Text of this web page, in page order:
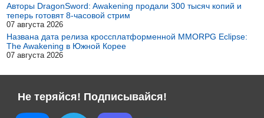
Авторы DragonSword: Awakening продали 300 тысяч копий и
теперь готовят 8-часовой стрим
07 августа 2026
Названа дата релиза кроссплатформенной MMORPG Eclipse:
The Awakening в Южной Корее
07 августа 2026
Не теряйся! Подписывайся!